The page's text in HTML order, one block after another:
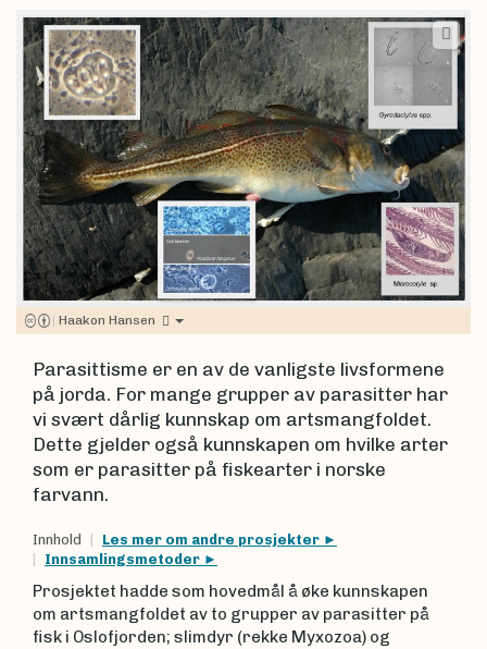
| Haakon Hansen
Parasittisme er en av de vanligste livsformene
på jorda. For mange grupper av parasitter har
vi svært dårlig kunnskap om artsmangfoldet.
Dette gjelder også kunnskapen om hvilke arter
som er parasitter på fiskearter i norske
farvann.
Innhold
Les mer om andre prosjekter
Innsamlingsmetoder
Prosjektet hadde som hovedmål å øke kunnskapen
om artsmangfoldet av to grupper av parasitter på
fisk i Oslofjorden; slimdyr (rekke Myxozoa) og